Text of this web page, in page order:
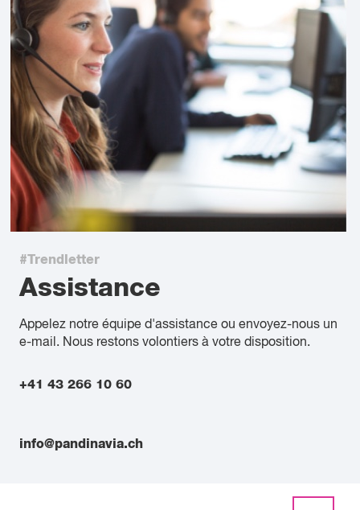
#Trendletter
Assistance
Appelez notre équipe d'assistance ou envoyez-nous un
e-mail. Nous restons volontiers à votre disposition.
+41 43 266 10 60
info@pandinavia.ch